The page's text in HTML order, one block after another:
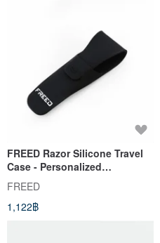
FREED Razor Silicone Travel
Case - Personalized
Engraving, Gift for Men,
Promotion Gift
FREED
1,122฿